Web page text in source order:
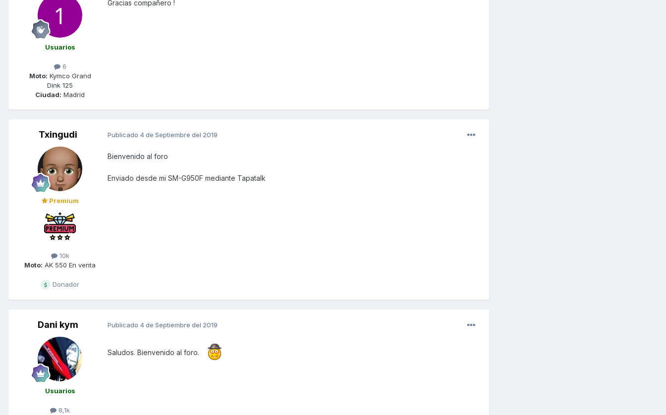
Usuarios
6
Moto: Kymco Grand
Dink 125
Ciudad: Madrid
Gracias compañero !
Txingudi
Premium
10k
Moto: AK 550 En venta
Donador
Publicado 4 de Septiembre del 2019
Bienvenido al foro
Enviado desde mi SM-G950F mediante Tapatalk
Dani kym
Usuarios
8,1k
Publicado 4 de Septiembre del 2019
Saludos. Bienvenido al foro.